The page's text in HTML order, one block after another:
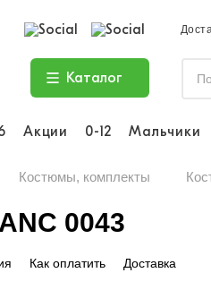
Каталог
Акции 0-12 Мальчики
Костюмы, комплекты
0043
Как оплатить Доставка